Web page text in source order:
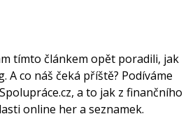
tímto článkem opět poradili, jak
A co náš čeká příště? Podíváme
a to jak z finančního
online her a seznamek.